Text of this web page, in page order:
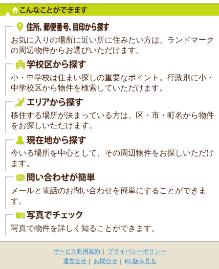
お気に入りの場所に近い所に住みたい方は、ランドマーク
の周辺物件からお選びいただけます。
小・中学校は住まい探しの重要なポイント。行政別に小・
中学校区から物件を検索していただけます。
移住する場所が決まっている方は、区・市・町名から物件
をお探しいただけます。
今いる場所を中心として、その周辺物件をお探しいただけ
ます。
メールと電話のお問い合わせを簡単にすることができま
す。
写真で物件を詳しく知ることができます。
サービス利用規約｜
プライバシーポリシー
運営会社 ｜ お問合せ｜ PC版を見る